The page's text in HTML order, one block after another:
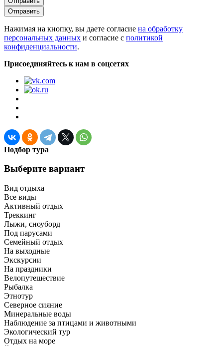
Отправить
Нажимая на кнопку, вы даете согласие на обработку
персональных данных и согласие с политикой
конфиденциальности.
Присоединяйтесь к нам в соцсетях
Подбор тура
Выберите вариант
Вид отдыха
Все виды
Активный отдых
Треккинг
Лыжи, сноуборд
Под парусами
Семейный отдых
На выходные
Экскурсии
На праздники
Велопутешествие
Рыбалка
Этнотур
Северное сияние
Минеральные воды
Наблюдение за птицами и животными
Экологический тур
Отдых на море